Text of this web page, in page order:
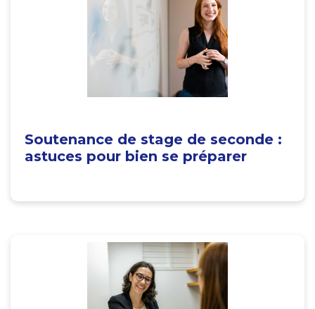
Soutenance de stage de seconde :
astuces pour bien se préparer